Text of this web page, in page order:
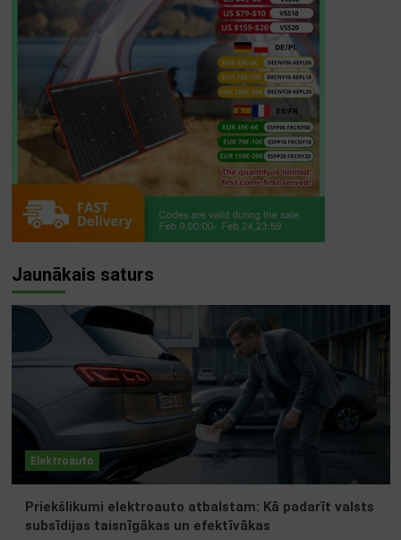
Jaunākais saturs
Elektroauto
Priekšlikumi elektroauto atbalstam: Kā padarīt valsts
subsīdijas taisnīgākas un efektīvākas